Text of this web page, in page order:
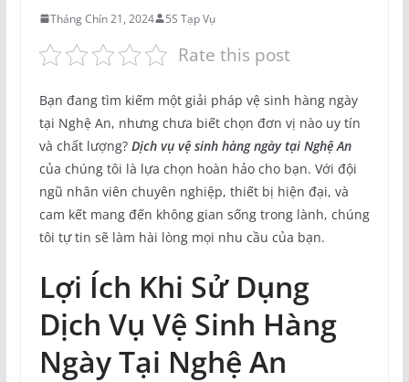
Tháng Chín 21, 2024 5S Tạp Vụ
Rate this post
Bạn đang tìm kiếm một giải pháp vệ sinh hàng ngày
tại Nghệ An, nhưng chưa biết chọn đơn vị nào uy tín
và chất lượng? Dịch vụ vệ sinh hàng ngày tại Nghệ An
của chúng tôi là lựa chọn hoàn hảo cho bạn. Với đội
ngũ nhân viên chuyên nghiệp, thiết bị hiện đại, và
cam kết mang đến không gian sống trong lành, chúng
tôi tự tin sẽ làm hài lòng mọi nhu cầu của bạn.
Lợi Ích Khi Sử Dụng
Dịch Vụ Vệ Sinh Hàng
Ngày Tại Nghệ An